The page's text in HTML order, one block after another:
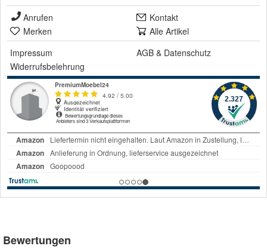
Anrufen
Kontakt
Merken
Alle Artikel
Impressum
AGB & Datenschutz
Widerrufsbelehrung
Bewertungen